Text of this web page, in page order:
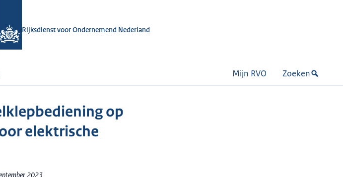
Rijksdienst voor Ondernemend Nederland
Mijn RVO Zoeken
op
elektrische
2023